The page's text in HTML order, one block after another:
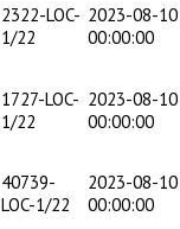
2322-LOC-
1/22
2023-08-10
00:00:00
1727-LOC-
1/22
2023-08-10
00:00:00
40739-
LOC-1/22
2023-08-10
00:00:00